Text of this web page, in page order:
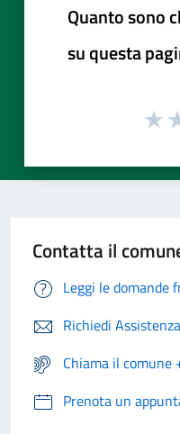
Quanto sono
su questa
Contatta il
Leggi le domande
Richiedi Assistenza
Chiama il
Prenota un